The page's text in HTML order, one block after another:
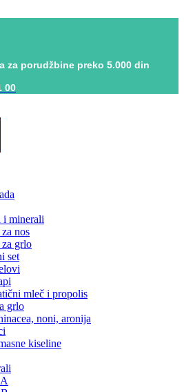
za porudžbine preko 5.000 din
00
minerali
nos
grlo
set
mleč i propolis
grlo
noni, aronija
kiseline